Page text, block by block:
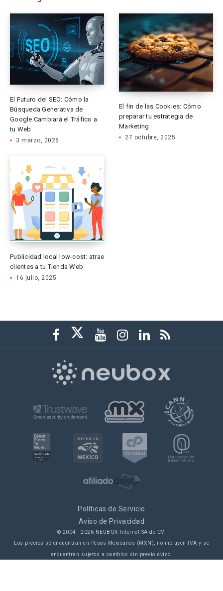
El Futuro del SEO: Cómo la
Búsqueda Generativa de
Google Cambiará el Tráfico a
tu Web
3 marzo, 2026
El fin de las Cookies: Cómo
preparar tu estrategia de
Marketing
27 octubre, 2025
Publicidad local low-cost: atrae
clientes a tu Tienda Web
16 julio, 2025
Políticas de Servicio
Aviso de Privacidad
© 2004 -2026 NEUBOX Internet SA de CV.
Los precios se encuentran en Pesos Mexicanos (MXN), no incluyen IVA y se
encuentran sujetos a cambios sin previo aviso.